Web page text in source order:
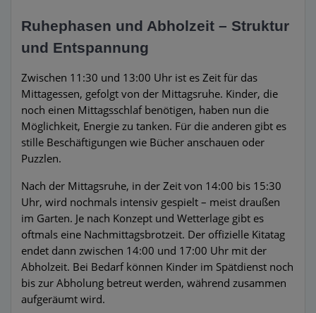
Ruhephasen und Abholzeit – Struktur
und Entspannung
Zwischen 11:30 und 13:00 Uhr ist es Zeit für das
Mittagessen, gefolgt von der Mittagsruhe. Kinder, die
noch einen Mittagsschlaf benötigen, haben nun die
Möglichkeit, Energie zu tanken. Für die anderen gibt es
stille Beschäftigungen wie Bücher anschauen oder
Puzzlen.
Nach der Mittagsruhe, in der Zeit von 14:00 bis 15:30
Uhr, wird nochmals intensiv gespielt – meist draußen
im Garten. Je nach Konzept und Wetterlage gibt es
oftmals eine Nachmittagsbrotzeit. Der offizielle Kitatag
endet dann zwischen 14:00 und 17:00 Uhr mit der
Abholzeit. Bei Bedarf können Kinder im Spätdienst noch
bis zur Abholung betreut werden, während zusammen
aufgeräumt wird.